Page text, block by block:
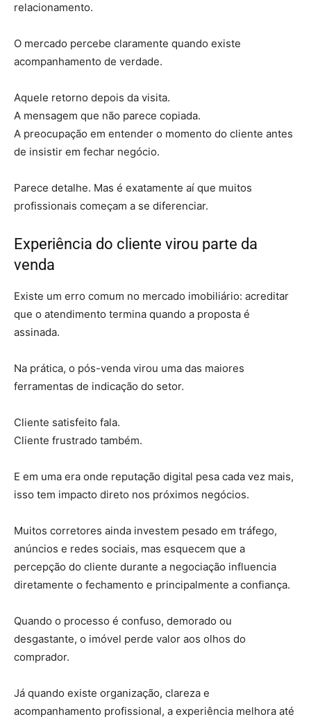
relacionamento.
O mercado percebe claramente quando existe
acompanhamento de verdade.
Aquele retorno depois da visita.
A mensagem que não parece copiada.
A preocupação em entender o momento do cliente antes
de insistir em fechar negócio.
Parece detalhe. Mas é exatamente aí que muitos
profissionais começam a se diferenciar.
Experiência do cliente virou parte da
venda
Existe um erro comum no mercado imobiliário: acreditar
que o atendimento termina quando a proposta é
assinada.
Na prática, o pós-venda virou uma das maiores
ferramentas de indicação do setor.
Cliente satisfeito fala.
Cliente frustrado também.
E em uma era onde reputação digital pesa cada vez mais,
isso tem impacto direto nos próximos negócios.
Muitos corretores ainda investem pesado em tráfego,
anúncios e redes sociais, mas esquecem que a
percepção do cliente durante a negociação influencia
diretamente o fechamento e principalmente a confiança.
Quando o processo é confuso, demorado ou
desgastante, o imóvel perde valor aos olhos do
comprador.
Já quando existe organização, clareza e
acompanhamento profissional, a experiência melhora até